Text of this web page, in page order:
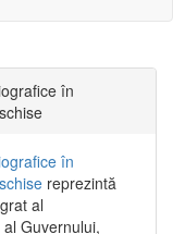
în
în
reprezintă
al
Guvernului,